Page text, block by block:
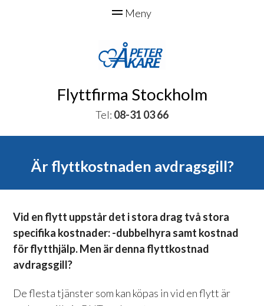
Flyttfirma Stockholm
Tel: 08-31 03 66
Är flyttkostnaden avdragsgill?
Vid en flytt uppstår det i stora drag två stora
specifika kostnader: -dubbelhyra samt kostnad
för flytthjälp. Men är denna flyttkostnad
avdragsgill?
De flesta tjänster som kan köpas in vid en flytt är